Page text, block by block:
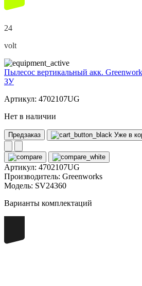
24
volt
Пылесос вертикальный акк.
ЗУ
Артикул: 4702107UG
Нет в наличии
Предзаказ Уже в
Артикул: 4702107UG
Производитель: Greenworks
Модель: SV24360
Варианты комплектаций